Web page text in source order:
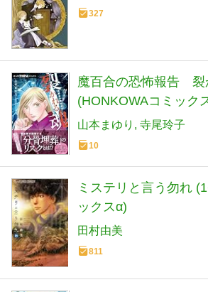
327
魔百合の恐怖報告 裂
(HONKOWAコミック
山本まゆり 寺尾玲子
10
ミステリと言う勿れ
ックスα)
田村由美
811